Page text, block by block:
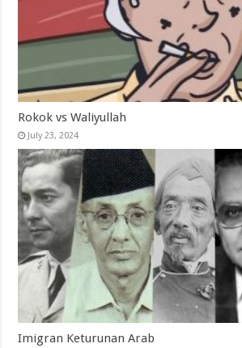
Rokok vs Waliyullah
July 23, 2024
Imigran Keturunan Arab